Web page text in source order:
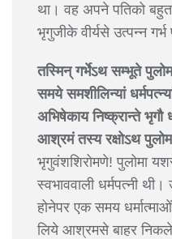
था। वह अपने पतिको
भृगुजीके वीर्यसे उत्पन्न
तस्मिन् गर्भेऽथ सम्भूते
समये समशीलिन्यां
अभिषेकाय निष्क्रान्ते भृगौ
आश्रमं तस्य रक्षोऽथ
भृगुवंशशिरोमणे! पुलोमा
स्वभाववाली धर्मपत्नी
होनेपर एक समय
लिये आश्रमसे बाहर